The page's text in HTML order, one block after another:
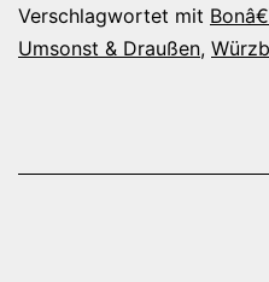
hat
Verschlagwortet mit
Umsonst & Draußen,